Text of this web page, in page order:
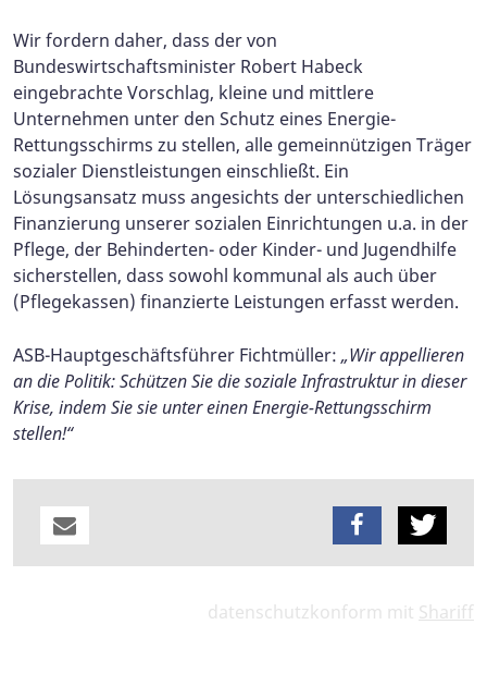
Wir fordern daher, dass der von
Bundeswirtschaftsminister Robert Habeck
eingebrachte Vorschlag, kleine und mittlere
Unternehmen unter den Schutz eines Energie-
Rettungsschirms zu stellen, alle gemeinnützigen Träger
sozialer Dienstleistungen einschließt. Ein
Lösungsansatz muss angesichts der unterschiedlichen
Finanzierung unserer sozialen Einrichtungen u.a. in der
Pflege, der Behinderten- oder Kinder- und Jugendhilfe
sicherstellen, dass sowohl kommunal als auch über
(Pflegekassen) finanzierte Leistungen erfasst werden.
ASB-Hauptgeschäftsführer Fichtmüller: „Wir appellieren
an die Politik: Schützen Sie die soziale Infrastruktur in dieser
Krise, indem Sie sie unter einen Energie-Rettungsschirm
stellen!“
datenschutzkonform mit Shariff